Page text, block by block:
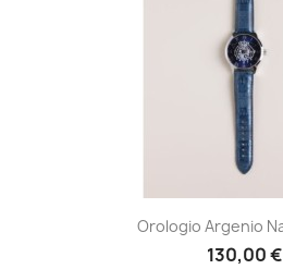
Orologio Argenio
130,00 €